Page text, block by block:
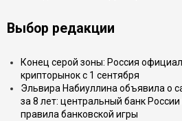
Выбор редакции
Конец серой зоны: Россия
крипторынок с 1 сентября
Эльвира Набиуллина объявила о
за 8 лет: центральный банк
правила банковской игры